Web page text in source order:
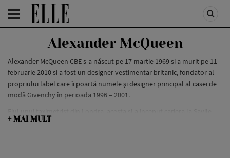
HOMEPAGE /PEOPLE
Alexander McQueen
Alexander McQueen CBE s-a născut pe 17 martie 1969 si a murit pe 11
februarie 2010 si a fost un designer vestimentar britanic, fondator al
propriului label care îi poartă numele și designer principal al casei de
modă Givenchy în perioada 1996 – 2001.
Row, inainte de a-si lansa propriul brand si de a lucra ca director
+ MAI MULT